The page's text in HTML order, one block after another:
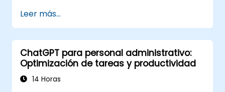
uso reales de ChatGPT.
Leer más...
ChatGPT para personal administrativo:
Optimización de tareas y productividad
14 Horas